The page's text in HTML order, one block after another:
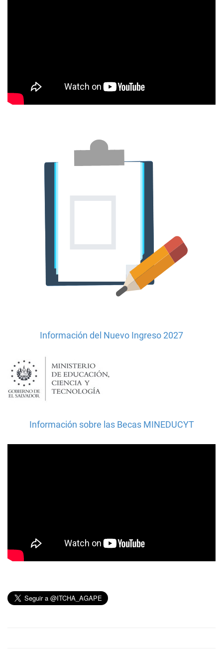
Información del Nuevo Ingreso 2027
Información sobre las Becas MINEDUCYT